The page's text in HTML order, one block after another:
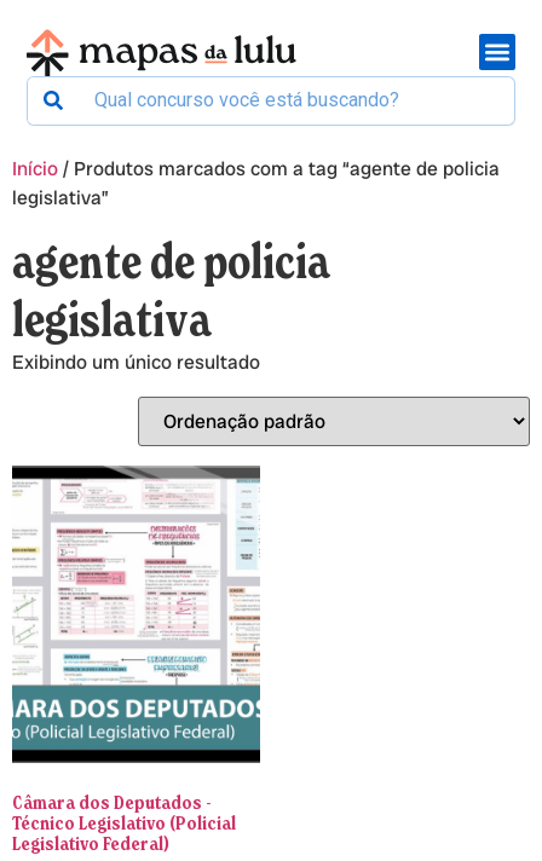
Início/ Produtos marcados com a tag “agente de policia
legislativa”
agente de policia
legislativa
Exibindo um único resultado
Câmara dos Deputados -
Técnico Legislativo (Policial
Legislativo Federal)